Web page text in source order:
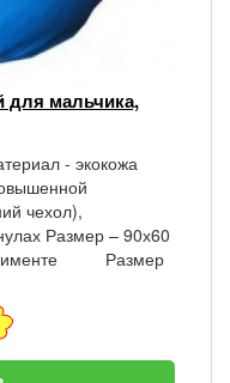
для мальчика,
- экокожа
чехол),
Размер – 90х60
Размер